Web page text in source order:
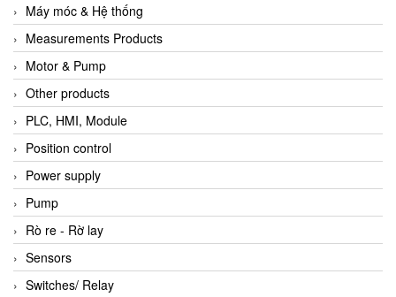
Máy móc & Hệ thống
Measurements Products
Motor & Pump
Other products
PLC, HMI, Module
Position control
Power supply
Pump
Rò re - Rờ lay
Sensors
Switches/ Relay